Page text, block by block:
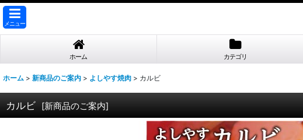
メニュー
ホーム カテゴリ
ホーム > 新商品のご案内 > よしやす焼肉 > カルビ
カルビ [新商品のご案内]